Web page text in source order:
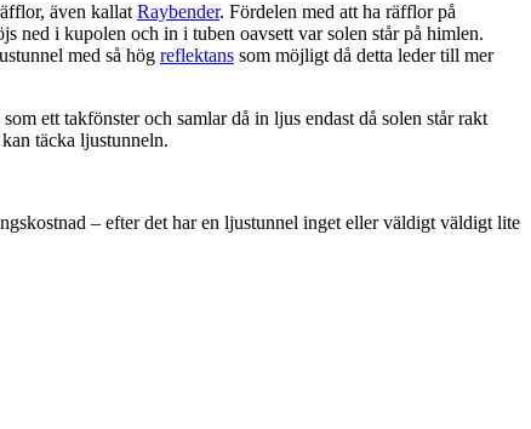
även kallatRaybender. Fördelen med att ha räfflor på
ned i kupolen och in i tuben oavsett var solen står på himlen.
med så hög reflektans som möjligt då detta leder till mer
ett takfönster och samlar då in ljus endast då solen står rakt
täcka ljustunneln.
– efter det har en ljustunnel inget eller väldigt väldigt lite